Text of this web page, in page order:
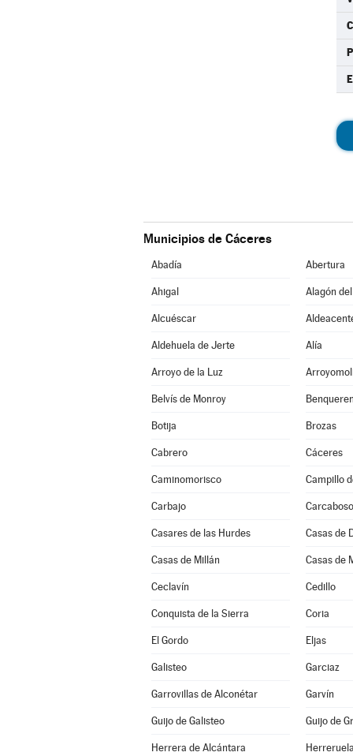
Municipios de Cáceres
Abadía Abertura
Ahigal Alagón
Alcuéscar
Aldehuela de Jerte Alía
Arroyo de la Luz
Belvís de Monroy
Botija Brozas
Cabrero Cáceres
Caminomorisco Campillo
Carbajo Carcaboso
Casares de las Hurdes Casas de
Casas de Millán Casas de
Ceclavín Cedillo
Conquista de la Sierra Coria
El Gordo Eljas
Galisteo Garciaz
Garrovillas de Alconétar Garvín
Guijo de Galisteo Guijo de
Herrera de Alcántara Herreruela